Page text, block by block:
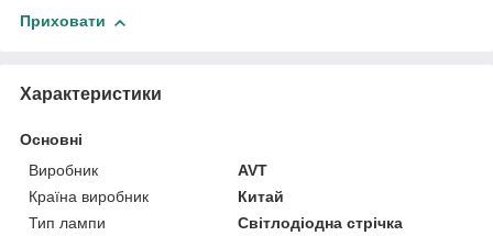
Приховати
Характеристики
Основні
Виробник
AVT
Країна виробник
Китай
Тип лампи
Світлодіодна стрічка